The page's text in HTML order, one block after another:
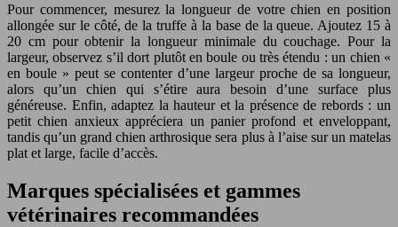
Pour commencer, mesurez la longueur de votre chien en position
allongée sur le côté, de la truffe à la base de la queue. Ajoutez 15 à
20 cm pour obtenir la longueur minimale du couchage. Pour la
largeur, observez s’il dort plutôt en boule ou très étendu : un chien «
en boule » peut se contenter d’une largeur proche de sa longueur,
alors qu’un chien qui s’étire aura besoin d’une surface plus
généreuse. Enfin, adaptez la hauteur et la présence de rebords : un
petit chien anxieux appréciera un panier profond et enveloppant,
tandis qu’un grand chien arthrosique sera plus à l’aise sur un matelas
plat et large, facile d’accès.
Marques spécialisées et gammes
vétérinaires recommandées